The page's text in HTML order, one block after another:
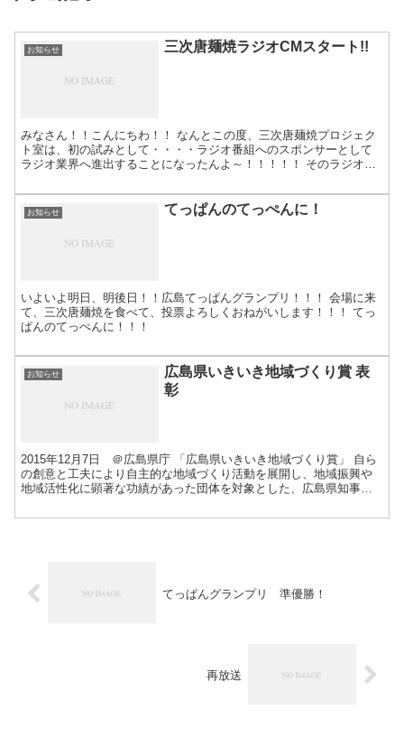
お知らせ 三次唐麺焼ラジオCMスタート!!
みなさん！！こんにちわ！！ なんとこの度、三次唐麺焼プロジェク
ト室は、初の試みとして・・・・ラジオ番組へのスポンサーとして
ラジオ業界へ進出することになったんよ～！！！！！ そのラジオの
お知らせ てっぱんのてっぺんに！
いよいよ明日、明後日！！広島てっぱんグランプリ！！！ 会場に来
て、三次唐麺焼を食べて、投票よろしくおねがいします！！！ てっ
ぱんのてっぺんに！！！
お知らせ
広島県いきいき地域づくり賞 表
彰
2015年12月7日 ＠広島県庁 「広島県いきいき地域づくり賞」 自ら
の創意と工夫により自主的な地域づくり活動を展開し、地域振興や
地域活性化に顕著な功績があった団体を対象とした、広島県知事表
てっぱんグランプリ 準優勝！
再放送